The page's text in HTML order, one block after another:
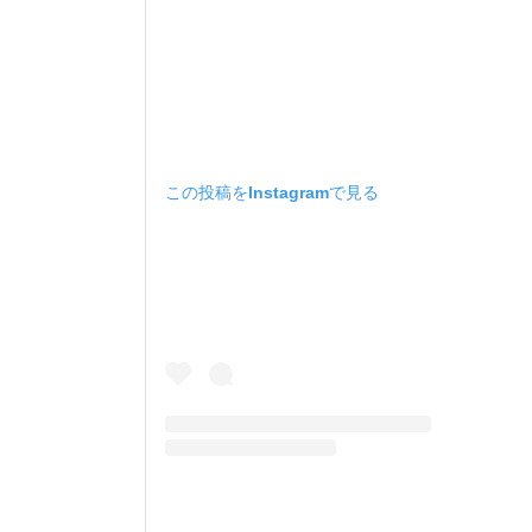
この投稿をInstagramで見る